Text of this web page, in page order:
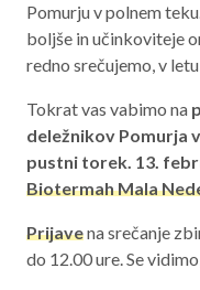
NAŠE
REGIJA
STIK
Pomurju v polnem
boljše in učinkoviteje
redno srečujemo, v
Tokrat vas vabimo na
deležnikov Pomurja
pustni torek. 13.
Biotermah Mala
Prijavena srečanje
do 12.00 ure. Se